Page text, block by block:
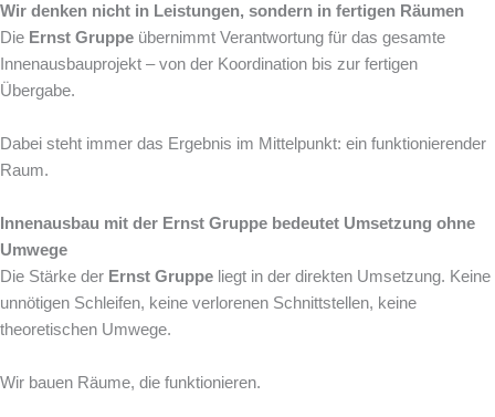
Wir denken nicht in Leistungen, sondern in fertigen Räumen
Die Ernst Gruppe übernimmt Verantwortung für das gesamte
Innenausbauprojekt – von der Koordination bis zur fertigen
Übergabe.
Dabei steht immer das Ergebnis im Mittelpunkt: ein funktionierender
Raum.
Innenausbau mit der Ernst Gruppe bedeutet Umsetzung ohne
Umwege
Die Stärke der Ernst Gruppe liegt in der direkten Umsetzung. Keine
unnötigen Schleifen, keine verlorenen Schnittstellen, keine
theoretischen Umwege.
Wir bauen Räume, die funktionieren.